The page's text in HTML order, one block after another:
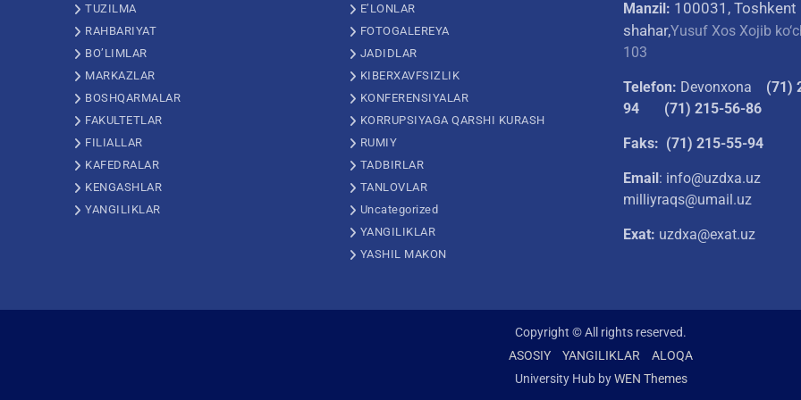
TUZILMA
RAHBARIYAT
BO’LIMLAR
MARKAZLAR
BOSHQARMALAR
FAKULTETLAR
FILIALLAR
KAFEDRALAR
KENGASHLAR
YANGILIKLAR
E’LONLAR
FOTOGALEREYA
JADIDLAR
KIBERXAVFSIZLIK
KONFERENSIYALAR
KORRUPSIYAGA QARSHI KURASH
RUMIY
TADBIRLAR
TANLOVLAR
Uncategorized
YANGILIKLAR
YASHIL MAKON
Manzil: 100031, Toshkent
shahar,Yusuf Xos Xojib
103
Telefon: Devonxona (71)
94
(71) 215-56-86
Faks: (71) 215-55-94
Email: info@uzdxa.uz
milliyraqs@umail.uz
Exat: uzdxa@exat.uz
Copyright © All rights reserved.
ASOSIY
YANGILIKLAR
ALOQA
University Hub byWEN Themes